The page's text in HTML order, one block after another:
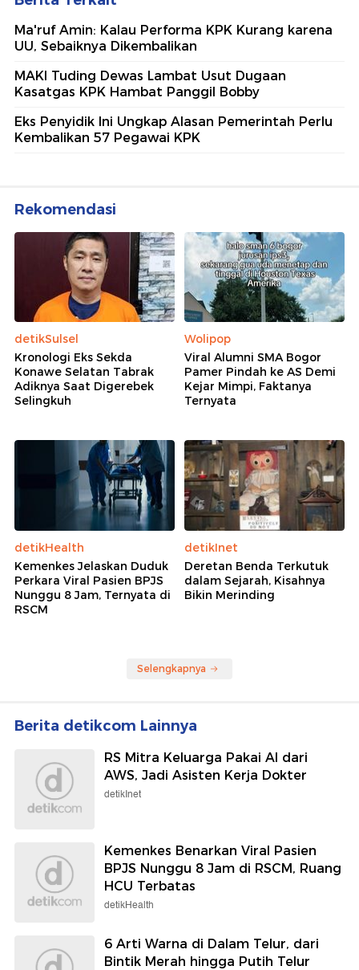
Ma'ruf Amin: Kalau Performa KPK Kurang karena
UU, Sebaiknya Dikembalikan
MAKI Tuding Dewas Lambat Usut Dugaan
Kasatgas KPK Hambat Panggil Bobby
Eks Penyidik Ini Ungkap Alasan Pemerintah Perlu
Kembalikan 57 Pegawai KPK
Rekomendasi
detikSulsel
Kronologi Eks Sekda
Konawe Selatan Tabrak
Adiknya Saat Digerebek
Selingkuh
Wolipop
Viral Alumni SMA Bogor
Pamer Pindah ke AS Demi
Kejar Mimpi, Faktanya
Ternyata
detikHealth
Kemenkes Jelaskan Duduk
Perkara Viral Pasien BPJS
Nunggu 8 Jam, Ternyata di
RSCM
detikInet
Deretan Benda Terkutuk
dalam Sejarah, Kisahnya
Bikin Merinding
Selengkapnya
Berita detikcom Lainnya
RS Mitra Keluarga Pakai AI dari
AWS, Jadi Asisten Kerja Dokter
detikInet
Kemenkes Benarkan Viral Pasien
BPJS Nunggu 8 Jam di RSCM, Ruang
HCU Terbatas
detikHealth
6 Arti Warna di Dalam Telur, dari
Bintik Merah hingga Putih Telur